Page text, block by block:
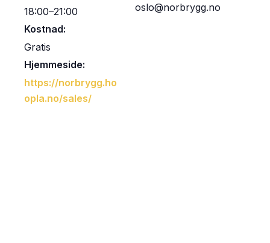
18:00–21:00
Kostnad:
Gratis
Hjemmeside:
https://norbrygg.ho
opla.no/sales/
oslo@norbrygg.no